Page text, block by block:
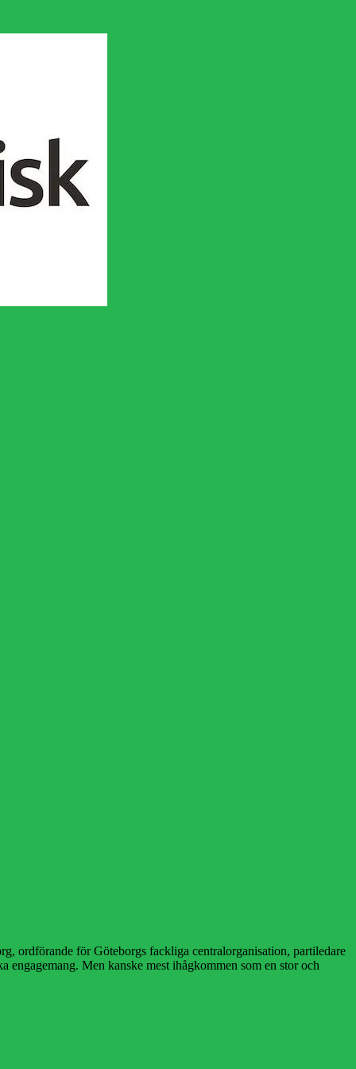
ordförande för Göteborgs fackliga centralorganisation, partiledare
Men kanske mest ihågkommen som en stor och